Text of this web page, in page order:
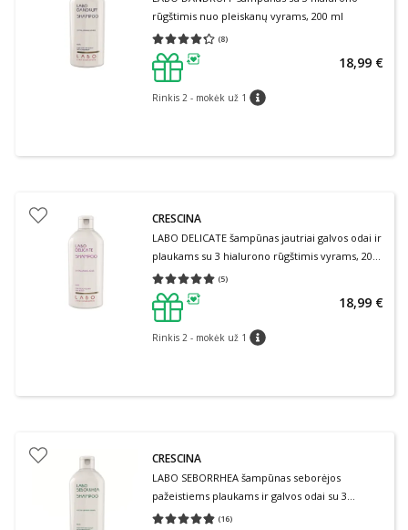
rūgštimis nuo pleiskanų vyrams, 200 ml
(8)
Vidutinis įvertinimas 4.25
patarimas
Rinkis 2 - mokėk už 1 patarimas
18,99 €
CRESCINA
LABO DELICATE šampūnas jautriai galvos odai ir
plaukams su 3 hialurono rūgštimis vyrams, 200
ml
(5)
Vidutinis įvertinimas 5.00
patarimas
Rinkis 2 - mokėk už 1 patarimas
18,99 €
CRESCINA
LABO SEBORRHEA šampūnas seborėjos
pažeistiems plaukams ir galvos odai su 3
hialurono rūgštimis vyrams, 200 ml
(16)
Vidutinis įvertinimas 4.81